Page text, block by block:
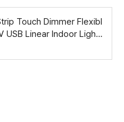
Touch Dimmer Flexibl
USB Linear Indoor Lighti
TV Mirror Backlight Wa